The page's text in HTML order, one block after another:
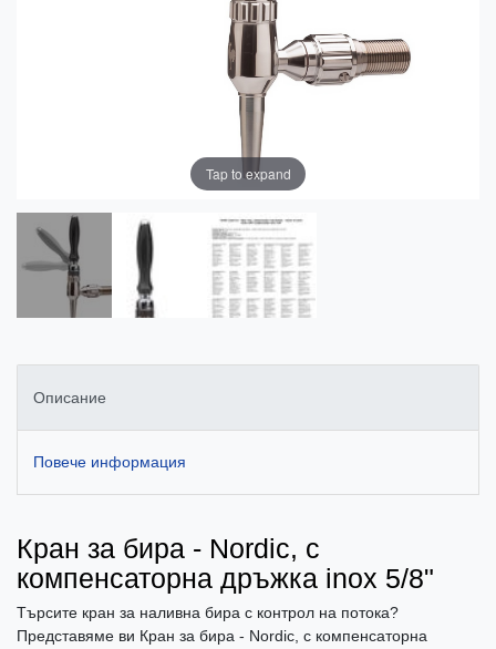
Tap to expand
Описание
Повече информация
Кран за бира - Nordic, с
компенсаторна дръжка inox 5/8"
Търсите кран за наливна бира с контрол на потока?
Представяме ви Кран за бира - Nordic, с компенсаторна